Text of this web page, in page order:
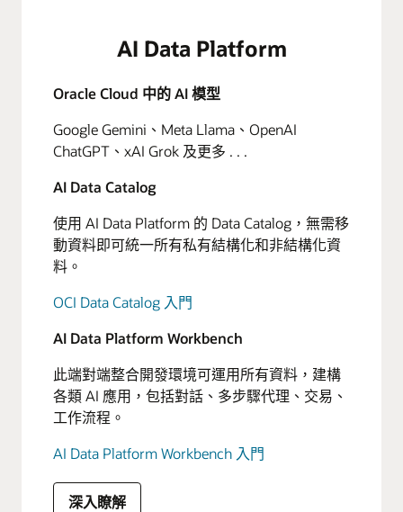
AI Data Platform
Oracle Cloud 中的 AI 模型
Google Gemini、Meta Llama、OpenAI
ChatGPT、xAI Grok 及更多 . . .
AI Data Catalog
使用 AI Data Platform 的 Data Catalog，無需移
動資料即可統一所有私有結構化和非結構化資
料。
OCI Data Catalog 入門
AI Data Platform Workbench
此端對端整合開發環境可運用所有資料，建構
各類 AI 應用，包括對話、多步驟代理、交易、
工作流程。
AI Data Platform Workbench 入門
深入瞭解